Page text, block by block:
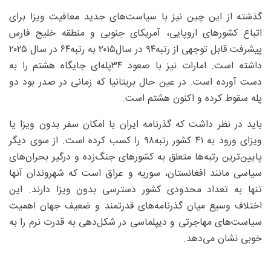
گذشته از این چین نیز با سیاست‌های جدید معافیت ویزا برای
اتباع کشورهای اروپایی، آمریکای جنوبی و منطقه خلیج فارس
پیشرفت قابل توجهی از رتبه‌۹۴ در سال۲۰۱۵ به رتبه‌۶۴ در سال ۲۰۲۵
داشته است. امارات نیز با صعود ۳۴‌پله‌ای جایگاه هشتم را به
دست آورده است. در عین حال بریتانیا که زمانی در صدر بود دو
پله سقوط کرده و اکنون هشتم است.
باید در نظر داشت که گذرنامه ایران با امکان سفر بدون ویزا یا
ویزای ورود به ۴۱ کشور رتبه‌۹۸ را کسب کرده است. از سوی دیگر
پایین‌ترین رتبه‌ها متعلق به کشورهای جنگ‌زده و درگیر بحران‌های
سیاسی مانند افغانستان، سوریه و عراق است که شهروندان آنها
تنها به تعداد محدودی کشور دسترسی بدون ویزا دارند. این
اختلاف وسیع میان گذرنامه‌های قدرتمند و ضعیف جهان اهمیت
سیاست‌های مهاجرتی و دیپلماسی در شکل‌دهی به قدرت نرم را به
خوبی نشان می‌دهد.